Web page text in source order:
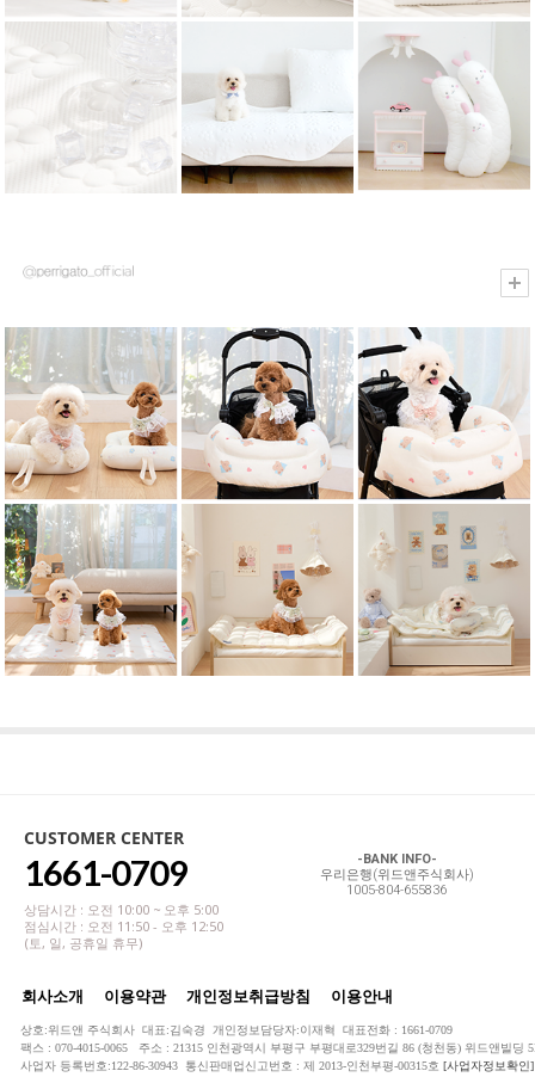
CUSTOMER CENTER
1661-0709
상담시간 : 오전 10:00 ~ 오후 5:00
점심시간 : 오전 11:50 - 오후 12:50
(토, 일, 공휴일 휴무)
-BANK INFO-
우리은행(위드앤주식회사)
1005-804-655836
회사소개 이용약관 개인정보취급방침 이용안내
상호:위드앤 주식회사 대표:김숙경 개인정보담당자:이재혁 대표전화 : 1661-0709
팩스 : 070-4015-0065 주소 : 21315 인천광역시 부평구 부평대로329번길 86 (청천동) 위드앤빌딩
사업자 등록번호:122-86-30943 통신판매업신고번호 : 제 2013-인천부평-00315호 [사업자정보확인]